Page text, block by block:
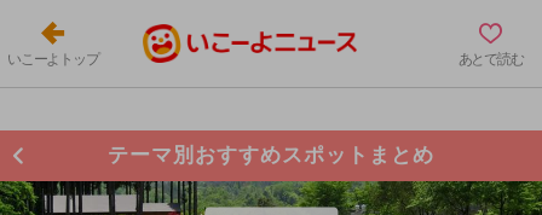
いこーよトップ あとで読む
テーマ別おすすめスポットまとめ